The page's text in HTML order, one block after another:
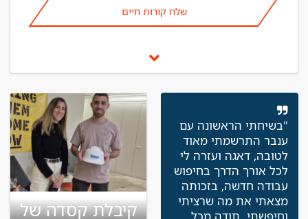
שלח קורות חיים
"בשיחתי הראשונה עם
ענבר התרשמתי מאוד
לטובה, דאגה ועזרה לי
לכל אורך הדרך בחיפוש
עבודה חדשה, בזכותה
מצאתי את מה שרציתי
וחיפשתי. תודה מכל
קיבלת קסדה של